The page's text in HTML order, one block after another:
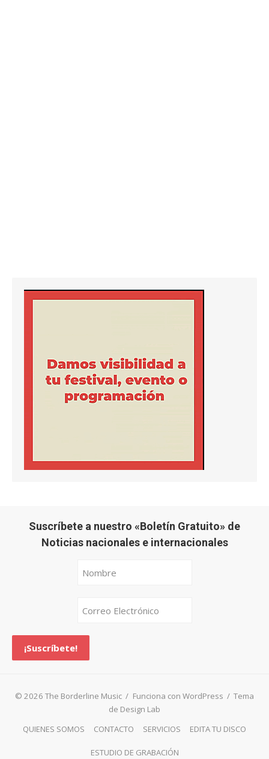
Suscríbete a nuestro «Boletín Gratuito» de
Noticias nacionales e internacionales
© 2026 The Borderline Music / Funciona con WordPress / Tema
de Design Lab
QUIENES SOMOS
CONTACTO SERVICIOS EDITA TU DISCO
ESTUDIO DE GRABACIÓN